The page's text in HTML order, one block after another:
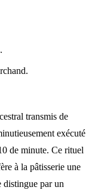
transmis de
exécuté
de minute. Ce rituel
à la pâtisserie une
distingue par un